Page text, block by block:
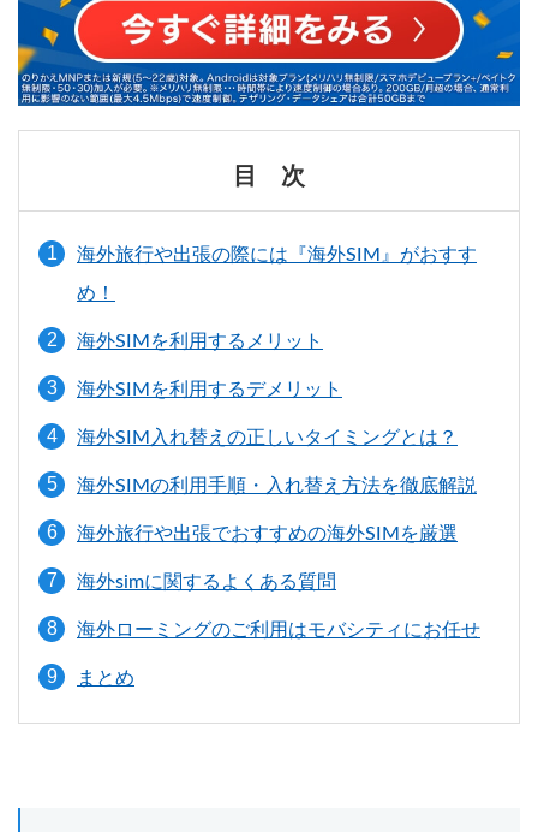
目 次
海外旅行や出張の際には『海外SIM』がおすす
め！
海外SIMを利用するメリット
海外SIMを利用するデメリット
海外SIM入れ替えの正しいタイミングとは？
海外SIMの利用手順・入れ替え方法を徹底解説
海外旅行や出張でおすすめの海外SIMを厳選
海外simに関するよくある質問
海外ローミングのご利用はモバシティにお任せ
まとめ